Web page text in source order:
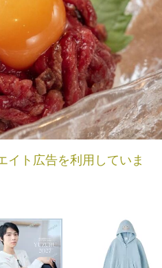
イト広告を利用していま